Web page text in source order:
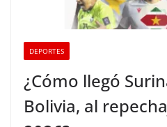
DEPORTES
¿Cómo llegó
Bolivia, al